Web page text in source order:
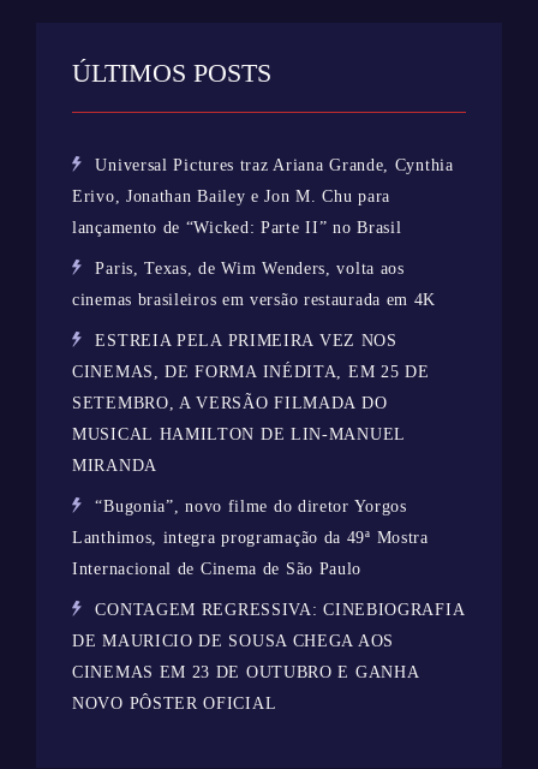
ÚLTIMOS POSTS
Universal Pictures traz Ariana Grande, Cynthia
Erivo, Jonathan Bailey e Jon M. Chu para
lançamento de “Wicked: Parte II” no Brasil
Paris, Texas, de Wim Wenders, volta aos
cinemas brasileiros em versão restaurada em 4K
ESTREIA PELA PRIMEIRA VEZ NOS
CINEMAS, DE FORMA INÉDITA, EM 25 DE
SETEMBRO, A VERSÃO FILMADA DO
MUSICAL HAMILTON DE LIN-MANUEL
MIRANDA
“Bugonia”, novo filme do diretor Yorgos
Lanthimos, integra programação da 49ª Mostra
Internacional de Cinema de São Paulo
CONTAGEM REGRESSIVA: CINEBIOGRAFIA
DE MAURICIO DE SOUSA CHEGA AOS
CINEMAS EM 23 DE OUTUBRO E GANHA
NOVO PÔSTER OFICIAL